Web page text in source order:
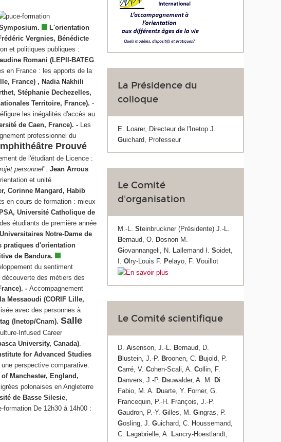
L'orientation
Vergnies, Bénédicte
et politiques publiques :
Romani (LEPII-BATEG
en France : les apports de la
France) , Nadia Nakhili
Stéphanie Dechezelles,
Territoire, France). -
les inégalités d'accès au
de Caen, France). - Les
professionnel du
Prouvé
de l'étudiant de Licence :
personnel".Jean Arrous
et unité
Corinne Mangard, Habib
en cours de formation : mieux
Université Catholique de
étudiants de première année
Notre-Dame de
pratiques d'orientation
de Bandura.
du sentiment
découverte des métiers des
-Accompagnement
Messaoudi (CORIF Lille,
avec des personnes à
(Inetop/Cnam). Salle
Infused Career
University, Canada). -
for Advanced Studies
perspective comparative.
Manchester, England,
polonaises en Angleterre
de Basse Silesie,
De 12h30 à 14h00 :
La Présidence du
colloque
E.Loarer, Directeur de l'Inetop J.
Guichard, Professeur
Le Comité
d'organisation
M.-L.Steinbruckner (Présidente) J.-L.
Bernaud, O. Dosnon M.
Giovannangeli, N. Lallemand I.Soidet,
I.O lry-Louis F. Pelayo, F.Vouillot
Le Comité scientifique
D. Aisenson, J.-L. Bernaud, D.
B lustein, J.-P. Broonen, C. Bujold, P.
Carré, V.Cohen-Scali, A.Collin, F.
Danvers, J.-P. Dauwalder, A. M. Di
Fabio, M. A. Duarte, Y. Forner, G.
Francequin, P.-H. François, J.-P.
Gaudron, P.-Y.Gilles, M.Gingras, P.
Gosling, J.Guichard, C. Houssemand,
C. Lagabrielle, A. Lancry-Hoestlandt,